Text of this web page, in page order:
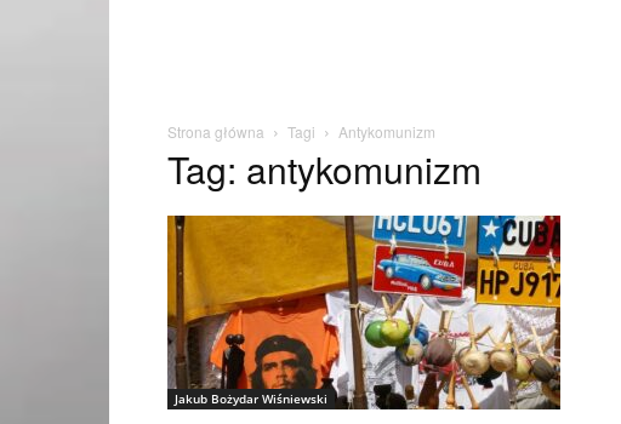
Strona główna Tagi Antykomunizm
Tag: antykomunizm
Jakub Bożydar Wiśniewski